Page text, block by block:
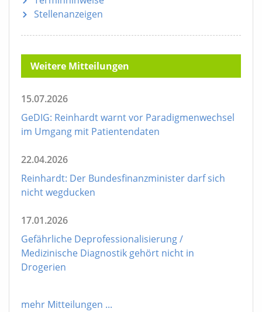
Stellenanzeigen
Weitere Mitteilungen
15.07.2026
GeDIG: Reinhardt warnt vor Paradigmenwechsel
im Umgang mit Patientendaten
22.04.2026
Reinhardt: Der Bundesfinanzminister darf sich
nicht wegducken
17.01.2026
Gefährliche Deprofessionalisierung /
Medizinische Diagnostik gehört nicht in
Drogerien
mehr Mitteilungen ...